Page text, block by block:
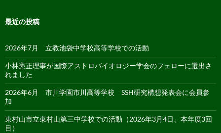
最近の投稿
2026年7月 立教池袋中学校高等学校での活動
小林憲正理事が国際アストロバイオロジー学会のフェローに選出さ
れました
2026年6月 市川学園市川高等学校 SSH研究構想発表会に会員参
加
東村山市立東村山第三中学校での活動（2026年3月4日、本年度3回
目）